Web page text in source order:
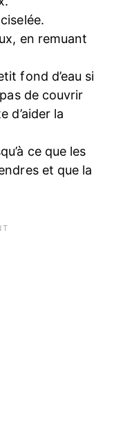
en remuant
fond d’eau si
de couvrir
d’aider la
ce que les
et que la